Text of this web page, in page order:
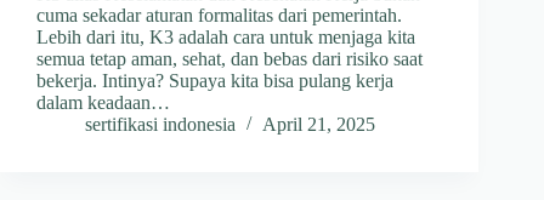
cuma sekadar aturan formalitas dari pemerintah.
Lebih dari itu, K3 adalah cara untuk menjaga kita
semua tetap aman, sehat, dan bebas dari risiko saat
bekerja. Intinya? Supaya kita bisa pulang kerja
dalam keadaan…
sertifikasi indonesia
April 21, 2025